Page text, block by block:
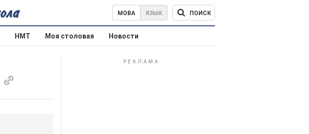
МОВА ЯЗЫК ПОИСК
НМТ Моя столовая Новости